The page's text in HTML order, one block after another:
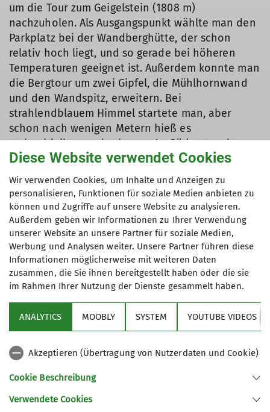
um die Tour zum Geigelstein (1808 m)
nachzuholen. Als Ausgangspunkt wählte man den
Parkplatz bei der Wandberghütte, der schon
relativ hoch liegt, und so gerade bei höheren
Temperaturen geeignet ist. Außerdem konnte man
die Bergtour um zwei Gipfel, die Mühlhornwand
und den Wandspitz, erweitern. Bei
strahlendblauem Himmel startete man, aber
schon nach wenigen Metern hieß es
stehenbleiben und schauen. Im Süden tauchten
Zahmer und Wilder Kaiser und dahinter, in feinen
Blauabstufungen, zahllose weitere Gipfel auf.
Obwohl es diesig war, bot sich eine
atemberaubende Aussicht, die die Bergfreunde
den ganzen Tag mit wechselnden Szenarien
begleiten sollte. In leichtem Auf und Ab ging man
über die Ackeralm zur Schreckalm, von hier in
stetem Bergauf dem Ziel entgegen. Nach einer
guten Stunde zweigt ein Almpfad ab, der wenig
begangen ist und daher gar nicht so leicht zu
ausprägter und führte über Almwiesen auf den
eher unscheinbaren Gipfel. Danach zog sich der
Kammlinie, durch ausgedehnte Latschenfelder
zum Wandspitz und weiter zum Geigelsteinsattel.
Diese Website verwendet Cookies
Wir verwenden Cookies, um Inhalte und Anzeigen zu
personalisieren, Funktionen für soziale Medien anbieten zu
können und Zugriffe auf unsere Website zu analysieren.
Außerdem geben wir Informationen zu Ihrer Verwendung
unserer Website an unsere Partner für soziale Medien,
Werbung und Analysen weiter. Unsere Partner führen diese
Informationen möglicherweise mit weiteren Daten
zusammen, die Sie ihnen bereitgestellt haben oder die sie
im Rahmen Ihrer Nutzung der Dienste gesammelt haben.
ANALYTICS MOOBLY SYSTEM YOUTUBE VIDEOS
Akzeptieren (Übertragung von Nutzerdaten und Cookie)
Cookie Beschreibung
Verwendete Cookies